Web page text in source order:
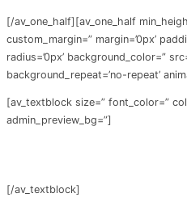
[/av_one_half][av_one_half
custom_margin=” margin=’0px’
radius=’0px’ background_color=”
background_repeat=’no-repeat’
[av_textblock size=” font_color=”
admin_preview_bg=”]
[/av_textblock]